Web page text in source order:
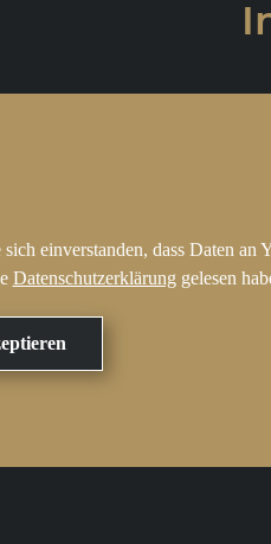
einverstanden, dass Daten an
Datenschutzerklärung gelesen